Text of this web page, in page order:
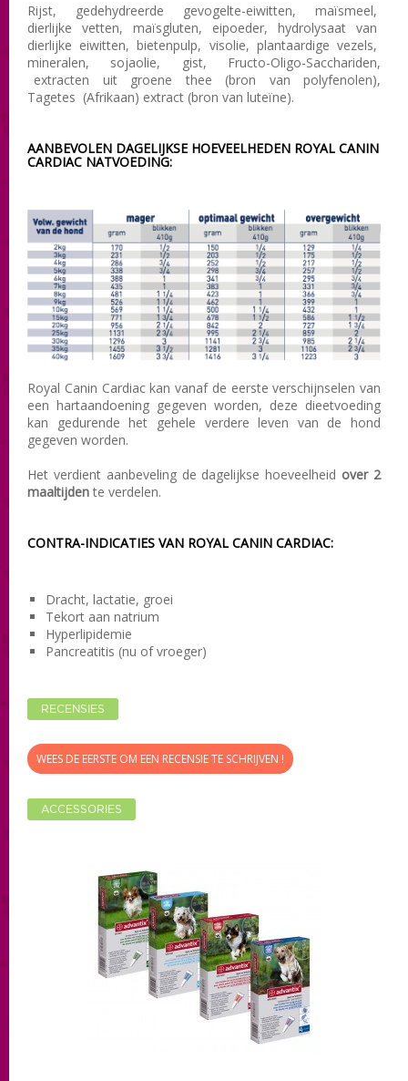
Rijst, gedehydreerde gevogelte-eiwitten, maïsmeel,
dierlijke vetten, maïsgluten, eipoeder, hydrolysaat van
dierlijke eiwitten, bietenpulp, visolie, plantaardige vezels,
mineralen, sojaolie, gist, Fructo-Oligo-Sacchariden,
extracten uit groene thee (bron van polyfenolen),
Tagetes (Afrikaan) extract (bron van luteïne).
AANBEVOLEN DAGELIJKSE HOEVEELHEDEN ROYAL CANIN
CARDIAC NATVOEDING:
Royal Canin Cardiac kan vanaf de eerste verschijnselen van
een hartaandoening gegeven worden, deze dieetvoeding
kan gedurende het gehele verdere leven van de hond
gegeven worden.
Het verdient aanbeveling de dagelijkse hoeveelheid over 2
maaltijdente verdelen.
CONTRA-INDICATIES VAN ROYAL CANIN CARDIAC :
Dracht, lactatie, groei
Tekort aan natrium
Hyperlipidemie
Pancreatitis (nu of vroeger)
RECENSIES
WEES DE EERSTE OM EEN RECENSIE TE SCHRIJVEN !
ACCESSORIES